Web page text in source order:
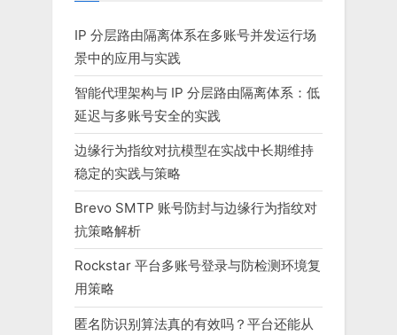
IP 分层路由隔离体系在多账号并发运行场
景中的应用与实践
智能代理架构与 IP 分层路由隔离体系：低
延迟与多账号安全的实践
边缘行为指纹对抗模型在实战中长期维持
稳定的实践与策略
Brevo SMTP 账号防封与边缘行为指纹对
抗策略解析
Rockstar 平台多账号登录与防检测环境复
用策略
匿名防识别算法真的有效吗？平台还能从